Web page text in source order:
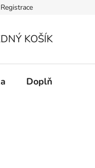
Prohlášení o použití cookies
Registrace
KOŠÍK
Doplňky